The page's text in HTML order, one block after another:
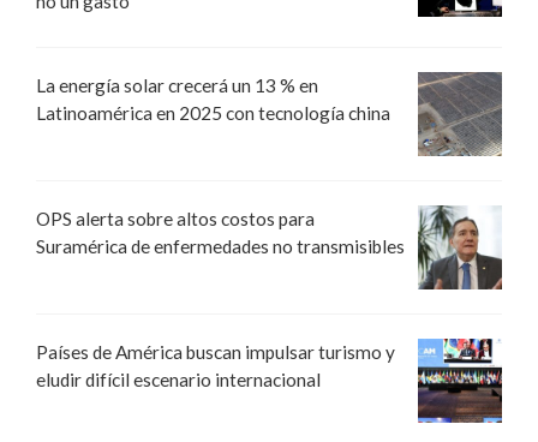
La energía solar crecerá un 13 % en
Latinoamérica en 2025 con tecnología china
OPS alerta sobre altos costos para
Suramérica de enfermedades no transmisibles
Países de América buscan impulsar turismo y
eludir difícil escenario internacional